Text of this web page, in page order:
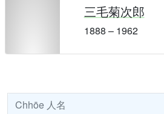
三毛菊次郎
1888 – 1962